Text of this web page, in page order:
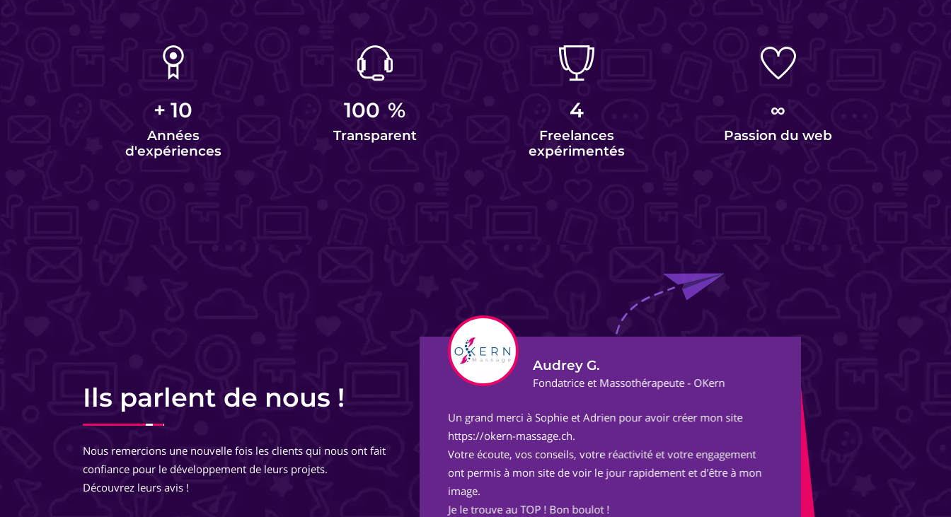
+ 10
Années
d'expériences
100 %
Transparent
4
Freelances
expérimentés
∞
Passion du web
Ils parlent de nous !
Nous remercions une nouvelle fois les clients qui nous ont fait
confiance pour le développement de leurs projets.
Découvrez leurs avis !
Equipe très pro, très réactive. De très bons conseils, des
travailler avec eux ! Ils pensent à tout ! Je recommande totalement,
même les yeux fermés !
Audrey G.
Fondatrice et Massothérapeute - OKern
Un grand merci à Sophie et Adrien pour avoir créer mon site
https://okern-massage.ch.
Votre écoute, vos conseils, votre réactivité et votre engagement
ont permis à mon site de voir le jour rapidement et d'être à mon
image.
Je le trouve au TOP ! Bon boulot !